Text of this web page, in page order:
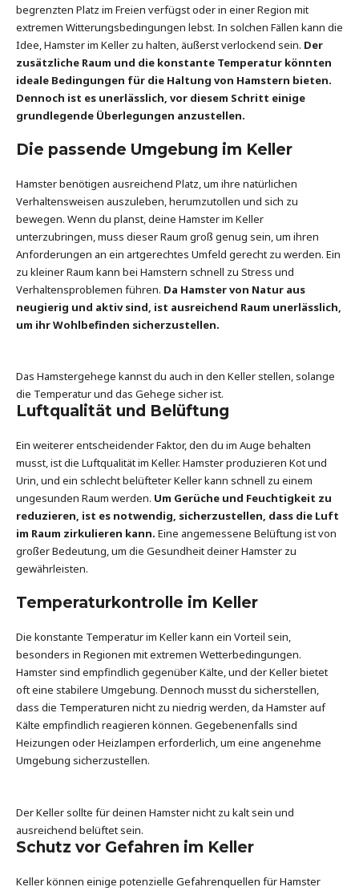
begrenzten Platz im Freien verfügst oder in einer Region mit
extremen Witterungsbedingungen lebst. In solchen Fällen kann die
Idee, Hamster im Keller zu halten, äußerst verlockend sein. Der
zusätzliche Raum und die konstante Temperatur könnten
ideale Bedingungen für die Haltung von Hamstern bieten.
Dennoch ist es unerlässlich, vor diesem Schritt einige
grundlegende Überlegungen anzustellen.
Die passende Umgebung im Keller
Hamster benötigen ausreichend Platz, um ihre natürlichen
Verhaltensweisen auszuleben, herumzutollen und sich zu
bewegen. Wenn du planst, deine Hamster im Keller
unterzubringen, muss dieser Raum groß genug sein, um ihren
Anforderungen an ein artgerechtes Umfeld gerecht zu werden. Ein
zu kleiner Raum kann bei Hamstern schnell zu Stress und
Verhaltensproblemen führen. Da Hamster von Natur aus
neugierig und aktiv sind, ist ausreichend Raum unerlässlich,
um ihr Wohlbefinden sicherzustellen.
Das Hamstergehege kannst du auch in den Keller stellen, solange
die Temperatur und das Gehege sicher ist.
Luftqualität und Belüftung
Ein weiterer entscheidender Faktor, den du im Auge behalten
musst, ist die Luftqualität im Keller. Hamster produzieren Kot und
Urin, und ein schlecht belüfteter Keller kann schnell zu einem
ungesunden Raum werden. Um Gerüche und Feuchtigkeit zu
reduzieren, ist es notwendig, sicherzustellen, dass die Luft
im Raum zirkulieren kann. Eine angemessene Belüftung ist von
großer Bedeutung, um die Gesundheit deiner Hamster zu
gewährleisten.
Temperaturkontrolle im Keller
Die konstante Temperatur im Keller kann ein Vorteil sein,
besonders in Regionen mit extremen Wetterbedingungen.
Hamster sind empfindlich gegenüber Kälte, und der Keller bietet
oft eine stabilere Umgebung. Dennoch musst du sicherstellen,
dass die Temperaturen nicht zu niedrig werden, da Hamster auf
Kälte empfindlich reagieren können. Gegebenenfalls sind
Heizungen oder Heizlampen erforderlich, um eine angenehme
Umgebung sicherzustellen.
Der Keller sollte für deinen Hamster nicht zu kalt sein und
ausreichend belüftet sein.
Schutz vor Gefahren im Keller
Keller können einige potenzielle Gefahrenquellen für Hamster